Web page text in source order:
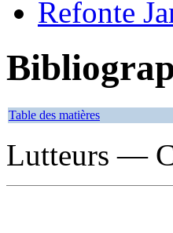
Refonte
Table des matières
Lutteurs —